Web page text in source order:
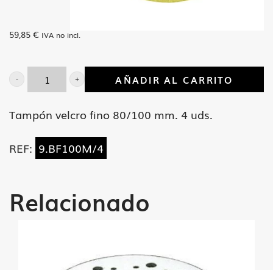
59,85 € IVA no incl.
Tampón
fino
80/100
uds.
cantidad
AÑADIR AL CARRITO
Tampón velcro fino 80/100 mm. 4 uds.
REF: 9.BF100M/4
Relacionado